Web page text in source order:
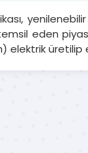
eden
üretilip